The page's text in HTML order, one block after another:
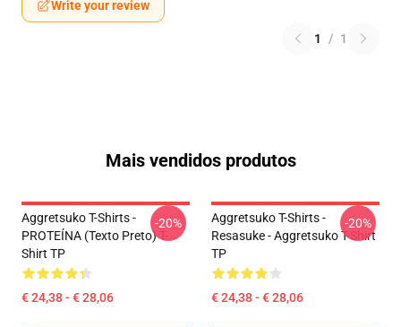
Write your review
1 / 1
Mais vendidos produtos
Aggretsuko T-Shirts -
PROTEÍNA (texto Preto) T-
Shirt TP
€ 24,38 - € 28,06
-20%
Aggretsuko T-Shirts -
Resasuke - Aggretsuko T-Shirt
TP
€ 24,38 - € 28,06
-20%